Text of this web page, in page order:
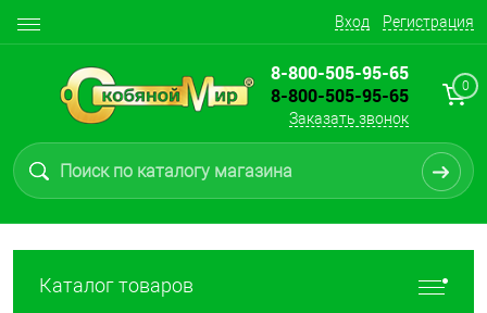
Вход Регистрация
8-800-505-95-65
8-800-505-95-65
Заказать звонок
0
Каталог товаров